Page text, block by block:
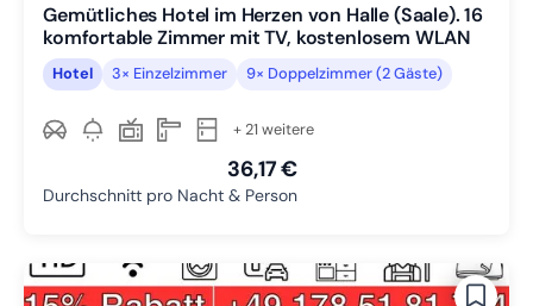
Gemütliches Hotel im Herzen von Halle (Saale). 16
komfortable Zimmer mit TV, kostenlosem WLAN
Hotel 3× Einzelzimmer 9× Doppelzimmer (2 Gäste)
+ 21 weitere
36,17 €
Durchschnitt pro Nacht & Person